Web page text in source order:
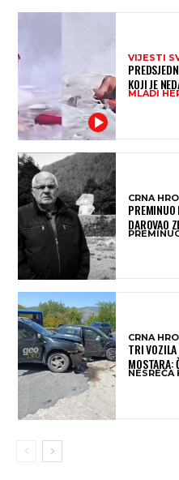
VIJESTI
KOJI JE
IZ
MLADI
CRNA
PREMINUO
DAROVAO
CRKVE U
CRNA
TRI VOZILA
MOSTARA:
NESREĆA